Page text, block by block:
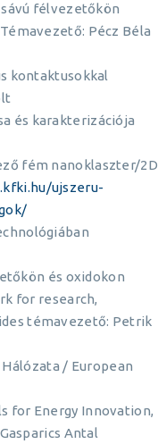
félvezetőkön
Pécz Béla
kontaktusokkal
és karakterizációja
fém nanoklaszter/2D
ujszeru-
és oxidokon
for research,
témavezető: Petrik
/ European
for Energy Innovation,
Antal